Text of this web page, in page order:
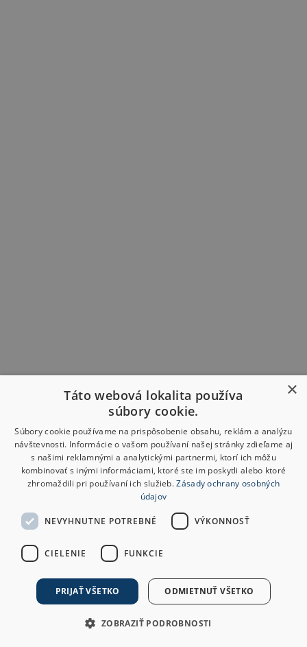
×
Táto webová lokalita používa
súbory cookie.
Súbory cookie používame na prispôsobenie obsahu, reklám a analýzu
návštevnosti. Informácie o vašom používaní našej stránky zdieľame aj
s našimi reklamnými a analytickými partnermi, ktorí ich môžu
kombinovať s inými informáciami, ktoré ste im poskytli alebo ktoré
zhromaždili pri používaní ich služieb.Zásady ochrany osobných
údajov
NEVYHNUTNE POTREBNÉ VÝKONNOSŤ
CIELENIE FUNKCIE
PRIJAŤ VŠETKO ODMIETNUŤ VŠETKO
ZOBRAZIŤ PODROBNOSTI